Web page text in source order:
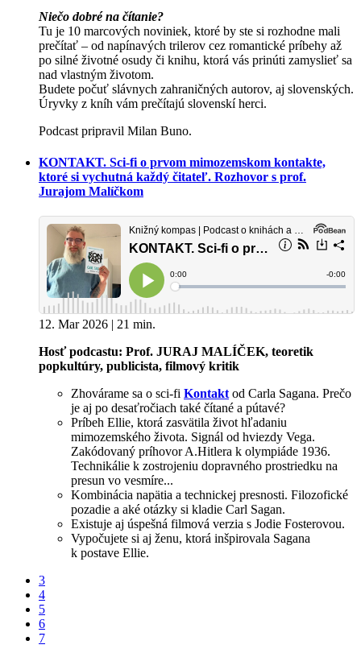
Niečo dobré na čítanie?
Tu je 10 marcových noviniek, ktoré by ste si rozhodne mali
prečítať – od napínavých trilerov cez romantické príbehy až
po silné životné osudy či knihu, ktorá vás prinúti zamyslieť sa
nad vlastným životom.
Budete počuť slávnych zahraničných autorov, aj slovenských.
Úryvky z kníh vám prečítajú slovenskí herci.
Podcast pripravil Milan Buno.
KONTAKT. Sci-fi o prvom mimozemskom kontakte,
ktoré si vychutná každý čitateľ. Rozhovor s prof.
Jurajom Malíčkom
12. Mar 2026 | 21 min.
Hosť podcastu: Prof. JURAJ MALÍČEK, teoretik
popkultúry, publicista, filmový kritik
Zhovárame sa o sci-fi Kontakt od Carla Sagana. Prečo
je aj po desaťročiach také čítané a pútavé?
Príbeh Ellie, ktorá zasvätila život hľadaniu
mimozemského života. Signál od hviezdy Vega.
Zakódovaný príhovor A.Hitlera k olympiáde 1936.
Technikálie k zostrojeniu dopravného prostriedku na
presun vo vesmíre...
Kombinácia napätia a technickej presnosti. Filozofické
pozadie a aké otázky si kladie Carl Sagan.
Existuje aj úspešná filmová verzia s Jodie Fosterovou.
Vypočujete si aj ženu, ktorá inšpirovala Sagana
k postave Ellie.
3
4
5
6
7